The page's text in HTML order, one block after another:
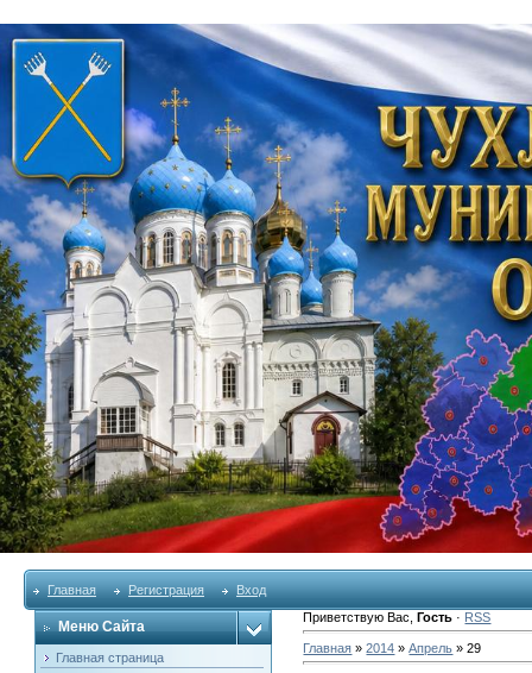
Главная Регистрация Вход
Меню Сайта
Главная страница
Приветствую Вас ,Гость · RSS
Главная »2014 » Апрель » 29